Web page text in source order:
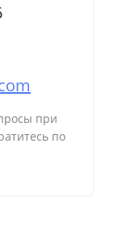
при
по